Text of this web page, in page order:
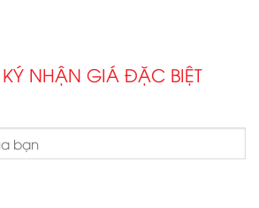
NHẬN GIÁ ĐẶC BIỆT